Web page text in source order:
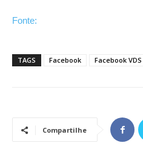
Fonte:
TAGS Facebook Facebook VDS
Compartilhe